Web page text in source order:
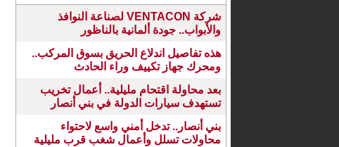
شركة VENTACON لصناعة النوافذ
والأبواب.. جودة ألمانية بالناظور
هذه تفاصيل اندلاع الحريق بسوق المركب..
ومحرك جهاز تكييف وراء الحادث
بعد محاولة اقتحام مليلية.. أعمال تخريب
تستهدف سيارات الدولة في بني أنصار
بني أنصار.. تدخل أمني واسع لاحتواء
محاولات تسلل وأعمال شغب قرب مليلية